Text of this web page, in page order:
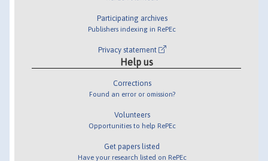
Participating archives
Publishers indexing in RePEc
Privacy statement
Help us
Corrections
Found an error or omission?
Volunteers
Opportunities to help RePEc
Get papers listed
Have your research listed on RePEc